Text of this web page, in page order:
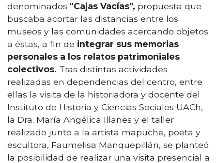
denominados "Cajas Vacías", propuesta que
buscaba acortar las distancias entre los
museos y las comunidades acercando objetos
a éstas, a fin de integrar sus memorias
personales a los relatos patrimoniales
colectivos. Tras distintas actividades
realizadas en dependencias del centro, entre
ellas la visita de la historiadora y docente del
Instituto de Historia y Ciencias Sociales UACh,
la Dra. María Angélica Illanes y el taller
realizado junto a la artista mapuche, poeta y
escultora, Faumelisa Manquepillán, se planteó
la posibilidad de realizar una visita presencial a